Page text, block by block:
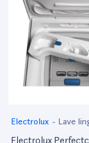
Electrolux - Lave
Electrolux